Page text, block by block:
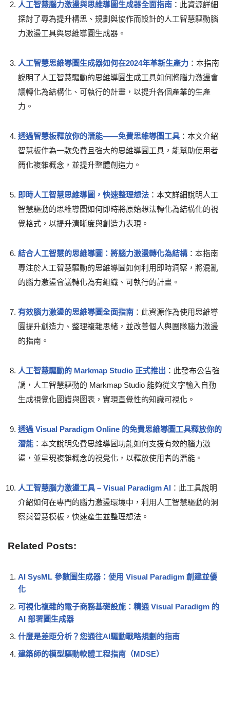
人工智慧腦力激盪與思維導圖生成器全面指南 ：此資源詳細
探討了專為提升構思、規劃與協作而設計的人工智慧驅動腦
力激盪工具與思維導圖生成器。
人工智慧思維導圖生成器如何在2024年革新生產力 ：本指南
說明了人工智慧驅動的思維導圖生成工具如何將腦力激盪會
議轉化為結構化、可執行的計畫，以提升各個產業的生產
力。
透過智慧板釋放你的潛能——免費思維導圖工具 ：本文介紹
智慧板作為一款免費且強大的思維導圖工具，能幫助使用者
簡化複雜概念，並提升整體創造力。
即時人工智慧思維導圖，快速整理想法 ：本文詳細說明人工
智慧驅動的思維導圖如何即時將原始想法轉化為結構化的視
覺格式，以提升清晰度與創造力表現。
結合人工智慧的思維導圖：將腦力激盪轉化為結構：本指南
專注於人工智慧驅動的思維導圖如何利用即時洞察，將混亂
的腦力激盪會議轉化為有組織、可執行的計畫。
有效腦力激盪的思維導圖全面指南 ：此資源作為使用思維導
圖提升創造力、整理複雜思緒，並改善個人與團隊腦力激盪
的指南。
人工智慧驅動的 Markmap Studio 正式推出 ：此發布公告強
調，人工智慧驅動的 Markmap Studio 能夠從文字輸入自動
生成視覺化圖譜與圖表，實現直覺性的知識可視化。
透過 Visual Paradigm Online 的免費思維導圖工具釋放你的
潛能 ：本文說明免費思維導圖功能如何支援有效的腦力激
盪，並呈現複雜概念的視覺化，以釋放使用者的潛能。
人工智慧腦力激盪工具 – Visual Paradigm AI ：此工具說明
介紹如何在專門的腦力激盪環境中，利用人工智慧驅動的洞
察與智慧模板，快速產生並整理想法。
Related Posts:
AI SysML 參數圖生成器：使用 Visual Paradigm 創建並優
化
可視化複雜的電子商務基礎設施：精通 Visual Paradigm 的
AI 部署圖生成器
什麼是差距分析？您通往AI驅動戰略規劃的指南
建築師的模型驅動軟體工程指南（MDSE）